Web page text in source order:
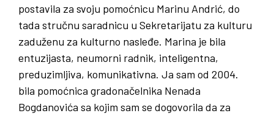
postavila za svoju pomoćnicu Marinu Andrić, do
tada stručnu saradnicu u Sekretarijatu za kulturu
zaduženu za kulturno nasleđe. Marina je bila
entuzijasta, neumorni radnik, inteligentna,
preduzimljiva, komunikativna. Ja sam od 2004.
bila pomoćnica gradonačelnika Nenada
Bogdanovića sa kojim sam se dogovorila da za